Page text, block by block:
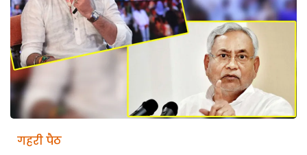
गहरी पैठ